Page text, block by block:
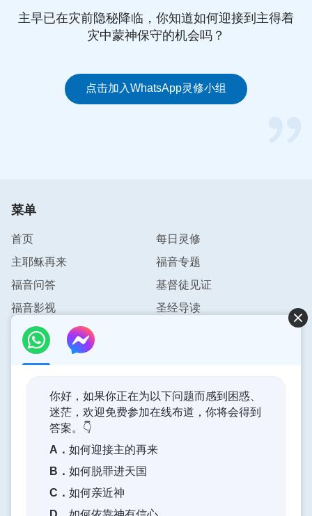
我们在侍奉上临到一些难处时，主是怎样一步步带领
我们度过难关的，我们越揣摩，越能明白神的心意，
样经历对神越有信心，对神在我们身上作的拯救工作
就越有认识，也更加能体会到神拯救我们的良苦用
时，也能体尝到神就在我们身边陪伴着我们，我们越
这样揣摩、实行，心就越能安静在神面前，对神也越
来越有认识，产生敬畏神的心。
今天的交通希望能对你有帮助，也希望你能保持与神
的正常关系，相信咱们按着以上这几条操练把心安静
在神面前，就会有神的带领与祝福，灵里平安有喜
乐。愿主与你同在！
推荐阅读： 每日读经：衡量与神关系正常的三条标准
主早已在灾前隐秘降临，你知道如何迎接到主得着
灾中蒙神保守的机会吗？
点击加入WhatsApp灵修小组
菜单
首页
每日灵修
主耶稣再来
福音专题
福音问答
基督徒见证
福音影视
圣经导读
联系我们
神的国度降临了
神的国度已经降临在人间！你想进入神的国度吗？
你好，如果你正在为以下问题而感到困惑、
迷茫，欢迎免费参加在线布道，你将会得到
答案。👇
A． 如何迎接主的再来
B． 如何脱罪进天国
C． 如何亲近神